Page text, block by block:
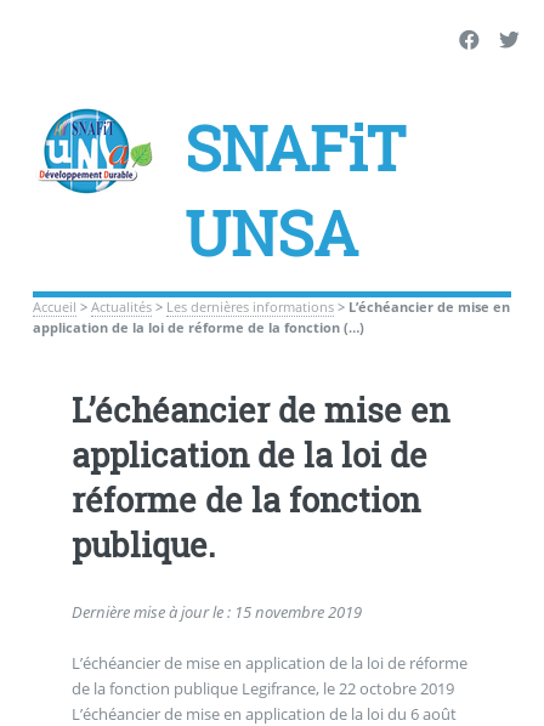
SNAFiT
UNSA
Accueil > Actualités> Les dernières informations> L’échéancier de mise en
application de la loi de réforme de la fonction (…)
L’échéancier de mise en
application de la loi de
réforme de la fonction
publique.
Dernière mise à jour le : 15 novembre 2019
L’échéancier de mise en application de la loi de réforme
de la fonction publique Legifrance, le 22 octobre 2019
L’échéancier de mise en application de la loi du 6 août